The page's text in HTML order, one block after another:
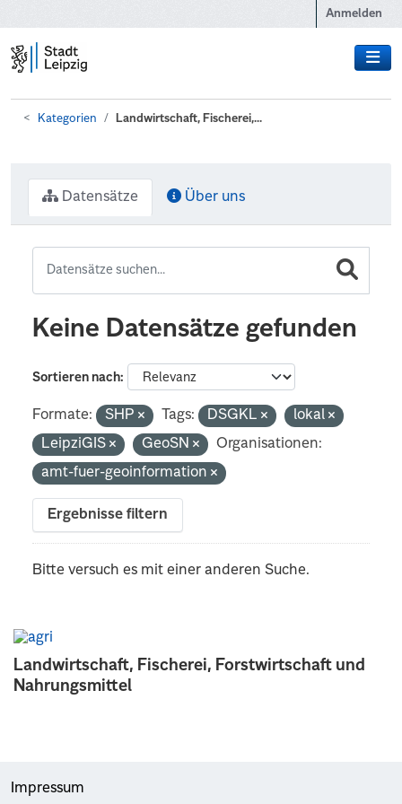
Anmelden
Kategorien Landwirtschaft, Fischerei,...
Landwirtschaft, Fischerei, Forstwirtschaft und
Nahrungsmittel
Datensätze Über uns
Keine Datensätze gefunden
Sortieren nach
Formate: SHP Tags: DSGKL
lokal
LeipziGIS
GeoSN
Organisationen:
amt-fuer-geoinformation
Ergebnisse filtern
Bitte versuch es mit einer anderen Suche.
Impressum